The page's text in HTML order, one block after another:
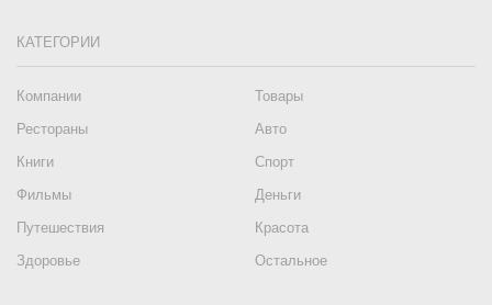
КАТЕГОРИИ
Компании
Товары
Рестораны
Авто
Книги
Спорт
Фильмы
Деньги
Путешествия
Красота
Здоровье
Остальное